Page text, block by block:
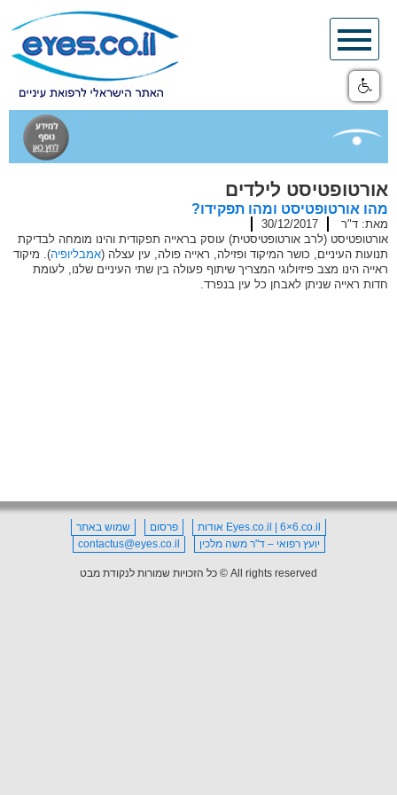
Skip
content
אורטופטיסט לילדים
מהו אורטופטיסט ומהו תפקידו?
מאת: ד"ר
30/12/2017
אורטופטיסט (לרב אורטופטיסטית) עוסק בראייה תפקודית והינו מומחה לבדיקת
תנועות העיניים, כושר המיקוד ופזילה, ראייה פולה, עין עצלה (אמבליופיה). מיקוד
ראייה הינו מצב פיזיולוגי המצריך שיתוף פעולה בין שתי העיניים שלנו, לעומת
חדות ראייה שניתן לאבחן כל עין בנפרד.
Eyes.co.il | 6×6.co.il אודות פרסום
שמוש באתר
יועץ רפואי – ד"ר משה מלכין
contactus@eyes.co.il
All rights reserved © כל הזכויות שמורות לנקודת מבט